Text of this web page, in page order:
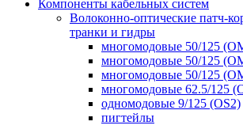
Компоненты кабельных систем
Волоконно-оптические патч-
транки и гидры
многомодовые 50/125
многомодовые 50/125
многомодовые 50/125
многомодовые 62.5/125
одномодовые 9/125 (OS2)
пигтейлы